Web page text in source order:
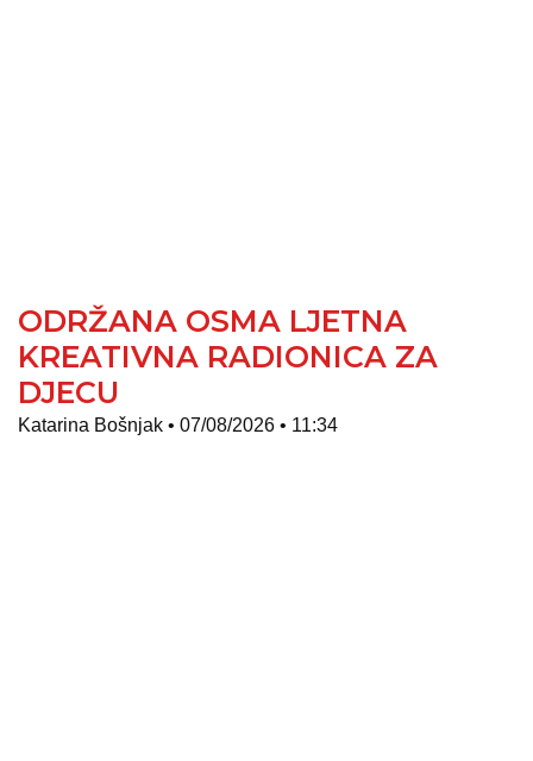
ODRŽANA OSMA LJETNA
KREATIVNA RADIONICA ZA
DJECU
Katarina Bošnjak 07/08/2026 11:34